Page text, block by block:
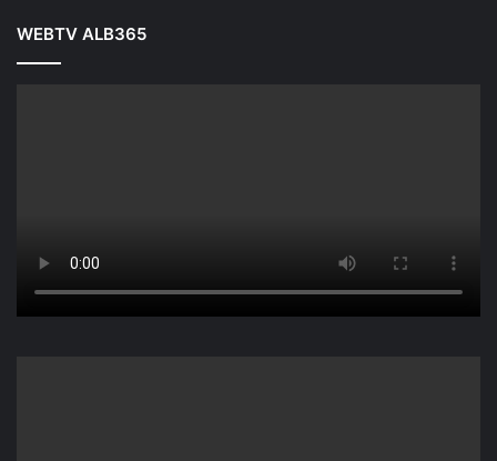
WEBTV ALB365